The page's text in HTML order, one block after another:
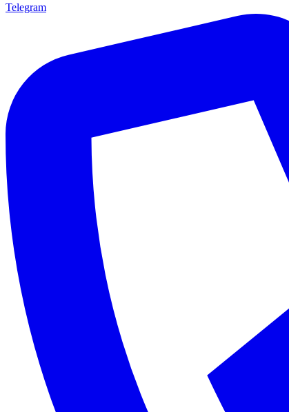
Telegram